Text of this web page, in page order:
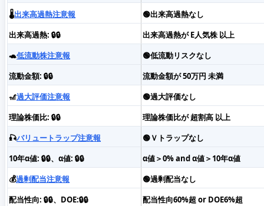
🌡️出来高過熱注意報
🟢出来高過熱なし
出来高過熱: 🔒🔒
出来高過熱が E人気株 以上
🐢低流動株注意報
🟢低流動リスクなし
流動金額: 🔒🔒
流動金額が 50万円 未満
🎢過大評価注意報
🟢過大評価なし
理論株価比: 🔒🔒
理論株価比が 超割高 以上
🎣バリュートラップ注意報
🟢Ｖトラップなし
10年α値: 🔒🔒、α値: 🔒🔒
α値＞0% and α値＞10年α値
💰過剰配当注意報
🟢過剰配当なし
配当性向: 🔒🔒、DOE:🔒🔒
配当性向60%超 or DOE6%超